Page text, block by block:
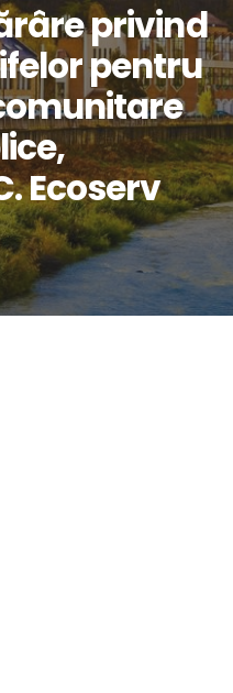
privind
pentru
Ecoserv